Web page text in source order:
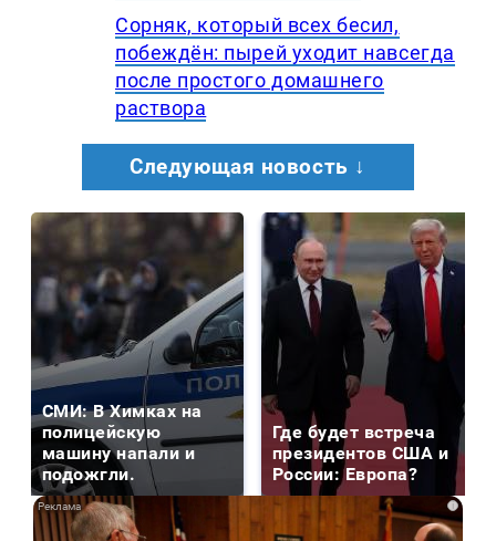
Сорняк, который всех бесил,
побеждён: пырей уходит навсегда
после простого домашнего
раствора
Следующая новость ↓
СМИ: В Химках на
полицейскую
машину напали и
подожгли.
Где будет встреча
президентов США и
России: Европа?
i